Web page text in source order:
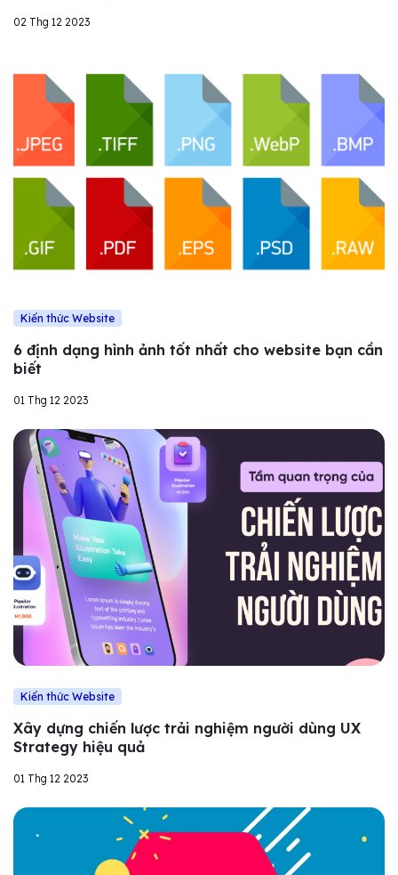
02 Thg 12 2023
Kiến thức Website
6 định dạng hình ảnh tốt nhất cho website bạn cần
biết
01 Thg 12 2023
Kiến thức Website
Xây dựng chiến lược trải nghiệm người dùng UX
Strategy hiệu quả
01 Thg 12 2023